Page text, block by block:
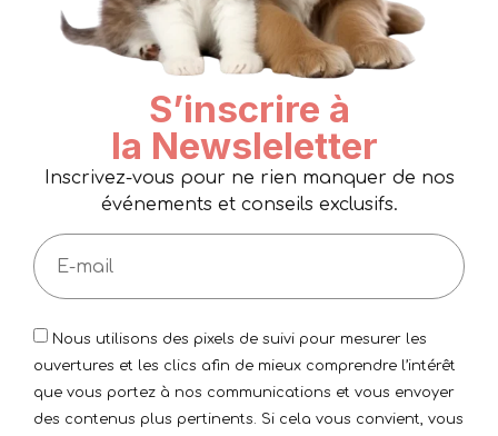
S’inscrire à
la Newsleletter
Inscrivez-vous pour ne rien manquer de nos
événements et conseils exclusifs.
Nous utilisons des pixels de suivi pour mesurer les
ouvertures et les clics afin de mieux comprendre l’intérêt
que vous portez à nos communications et vous envoyer
des contenus plus pertinents. Si cela vous convient, vous